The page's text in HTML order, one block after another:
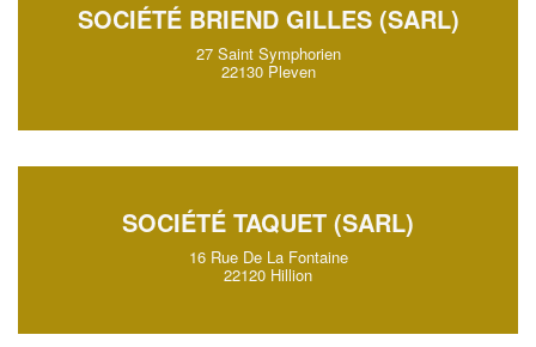
SOCIÉTÉ BRIEND GILLES (SARL)
27 Saint Symphorien
22130 Pleven
SOCIÉTÉ TAQUET (SARL)
16 Rue De La Fontaine
22120 Hillion